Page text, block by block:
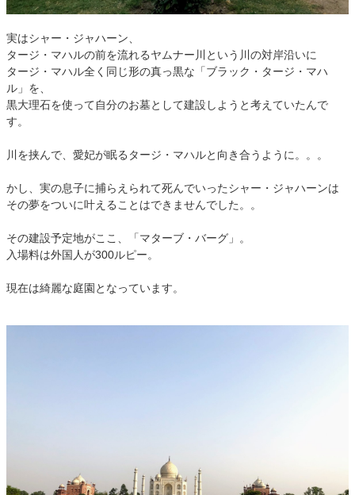
実はシャー・ジャハーン、
タージ・マハルの前を流れるヤムナー川という川の対岸沿いに
タージ・マハル全く同じ形の真っ黒な「ブラック・タージ・マハ
ル」を、
黒大理石を使って自分のお墓として建設しようと考えていたんで
す。
川を挟んで、愛妃が眠るタージ・マハルと向き合うように。。。
かし、実の息子に捕らえられて死んでいったシャー・ジャハーンは
その夢をついに叶えることはできませんでした。。
その建設予定地がここ、「マターブ・バーグ」。
入場料は外国人が300ルピー。
現在は綺麗な庭園となっています。